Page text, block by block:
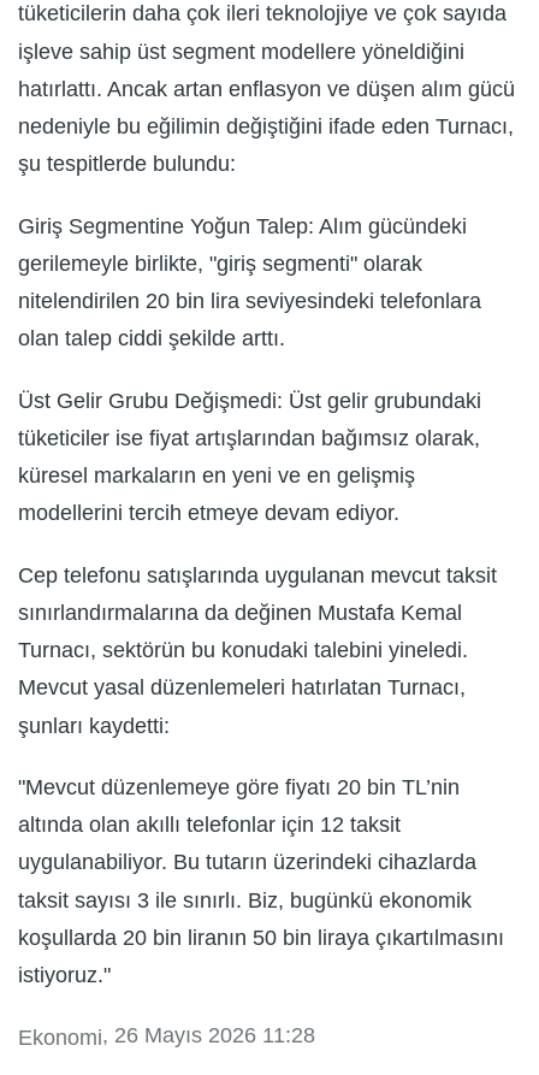
tüketicilerin daha çok ileri teknolojiye ve çok sayıda
işleve sahip üst segment modellere yöneldiğini
hatırlattı. Ancak artan enflasyon ve düşen alım gücü
nedeniyle bu eğilimin değiştiğini ifade eden Turnacı,
şu tespitlerde bulundu:
Giriş Segmentine Yoğun Talep: Alım gücündeki
gerilemeyle birlikte, "giriş segmenti" olarak
nitelendirilen 20 bin lira seviyesindeki telefonlara
olan talep ciddi şekilde arttı.
Üst Gelir Grubu Değişmedi: Üst gelir grubundaki
tüketiciler ise fiyat artışlarından bağımsız olarak,
küresel markaların en yeni ve en gelişmiş
modellerini tercih etmeye devam ediyor.
Cep telefonu satışlarında uygulanan mevcut taksit
sınırlandırmalarına da değinen Mustafa Kemal
Turnacı, sektörün bu konudaki talebini yineledi.
Mevcut yasal düzenlemeleri hatırlatan Turnacı,
şunları kaydetti:
"Mevcut düzenlemeye göre fiyatı 20 bin TL’nin
altında olan akıllı telefonlar için 12 taksit
uygulanabiliyor. Bu tutarın üzerindeki cihazlarda
taksit sayısı 3 ile sınırlı. Biz, bugünkü ekonomik
koşullarda 20 bin liranın 50 bin liraya çıkartılmasını
istiyoruz."
Ekonomi, 26 Mayıs 2026 11:28